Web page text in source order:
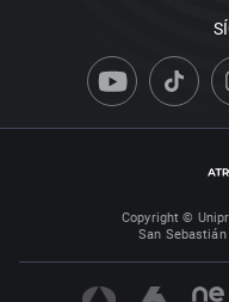
Copyright ©
San